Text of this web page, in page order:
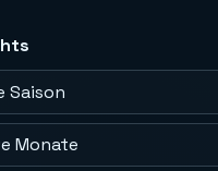
Saison
Monate